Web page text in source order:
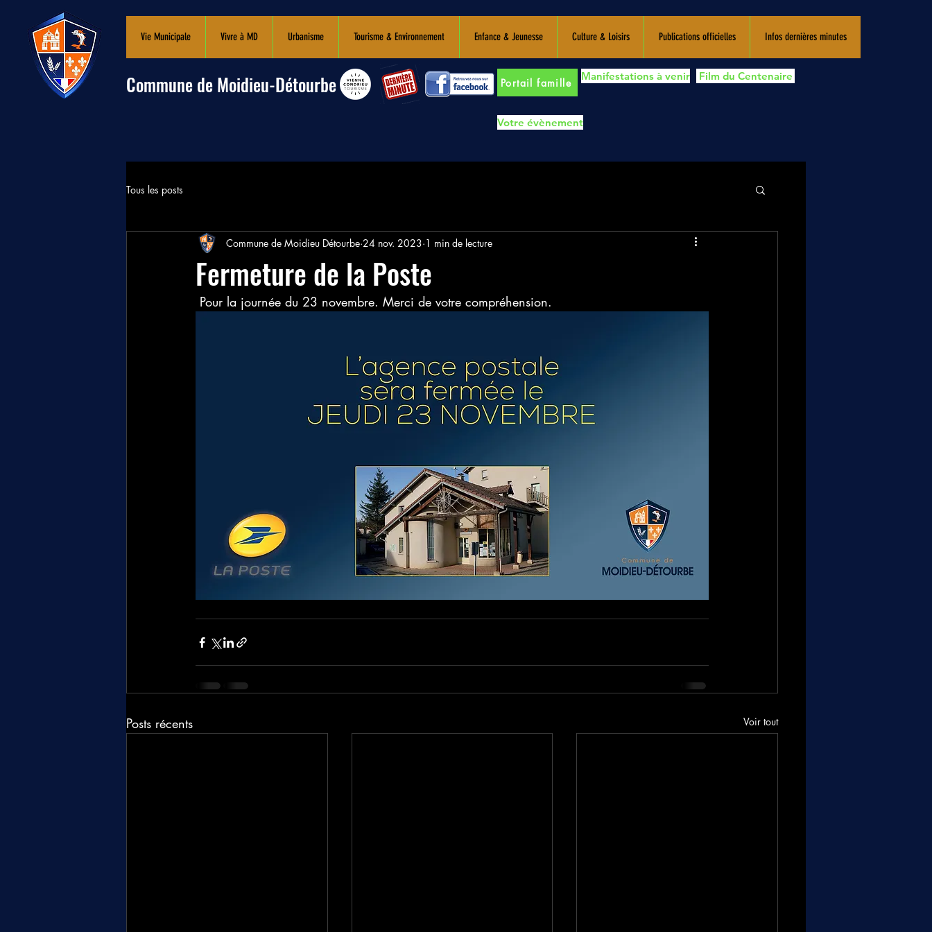
Vie Municipale Vivre à MD Urbanisme Tourisme & Environnement Enfance & Jeunesse Culture & Loisirs Publications officielles Infos dernières minutes
Commune de Moidieu-Détourbe Portail famille Manifestations à venir Film du Centenaire
Votre évènement
Tous les posts
Fermeture de la Poste
Commune de Moidieu Détourbe 24 nov. 2023 1 min de lecture
Pour la journée du 23 novembre. Merci de votre compréhension.
Posts récents Voir tout